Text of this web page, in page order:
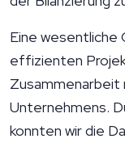
Eine
effizienten
Zusammenarbeit
Unternehmens.
konnten wir die